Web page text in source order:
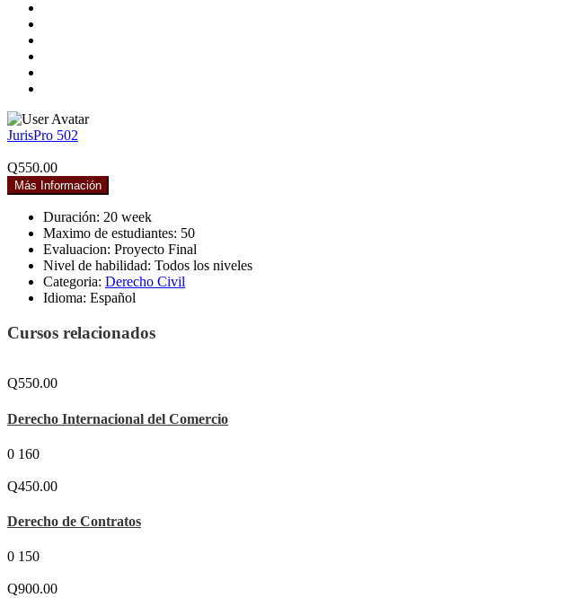
JurisPro 502
Q550.00
Más Información
Duración: 20 week
Maximo de estudiantes: 50
Evaluacion: Proyecto Final
Nivel de habilidad: Todos los niveles
Categoria: Derecho Civil
Idioma: Español
Cursos relacionados
Q550.00
Derecho Internacional del Comercio
0 160
Q450.00
Derecho de Contratos
0 150
Q900.00